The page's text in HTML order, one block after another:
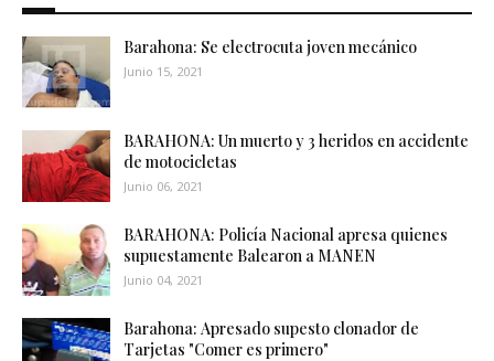
Barahona: Se electrocuta joven mecánico
Junio 15, 2021
BARAHONA: Un muerto y 3 heridos en accidente
de motocicletas
Junio 06, 2021
BARAHONA: Policía Nacional apresa quienes
supuestamente Balearon a MANEN
Junio 04, 2021
Barahona: Apresado supesto clonador de
Tarjetas "Comer es primero"